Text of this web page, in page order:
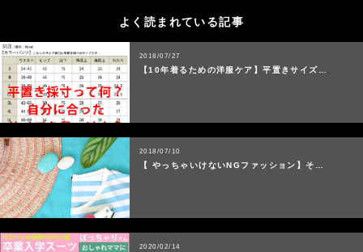
よく読まれている記事
2018/07/27
【10年着るための洋服ケア】平置きサイズ…
2018/07/10
【 やっちゃいけないNGファッション】そ…
2020/02/14